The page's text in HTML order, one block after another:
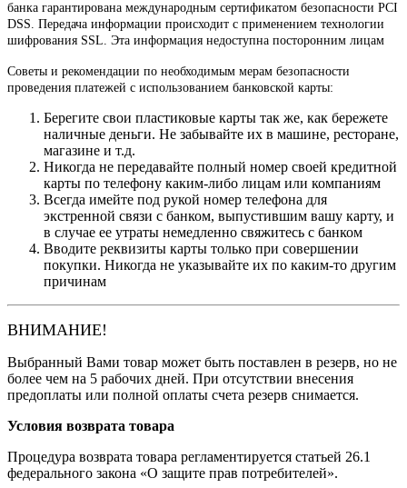
банка гарантирована международным сертификатом безопасности PCI
DSS. Передача информации происходит с применением технологии
шифрования SSL. Эта информация недоступна посторонним лицам
Советы и рекомендации по необходимым мерам безопасности
проведения платежей с использованием банковской карты:
Берегите свои пластиковые карты так же, как бережете
наличные деньги. Не забывайте их в машине, ресторане,
магазине и т.д.
Никогда не передавайте полный номер своей кредитной
карты по телефону каким-либо лицам или компаниям
Всегда имейте под рукой номер телефона для
экстренной связи с банком, выпустившим вашу карту, и
в случае ее утраты немедленно свяжитесь с банком
Вводите реквизиты карты только при совершении
покупки. Никогда не указывайте их по каким-то другим
причинам
ВНИМАНИЕ!
Выбранный Вами товар может быть поставлен в резерв, но не
более чем на 5 рабочих дней. При отсутствии внесения
предоплаты или полной оплаты счета резерв снимается.
Условия возврата товара
Процедура возврата товара регламентируется статьей 26.1
федерального закона «О защите прав потребителей».